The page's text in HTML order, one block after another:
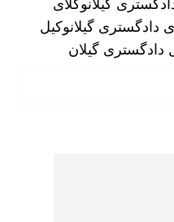
گیلانوکلای
دادگستری گیلانوکیل
دادگستری گیلان